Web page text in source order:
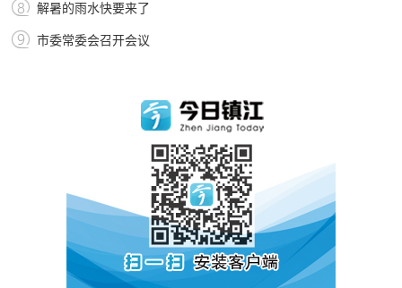
解暑的雨水快要来了
市委常委会召开会议